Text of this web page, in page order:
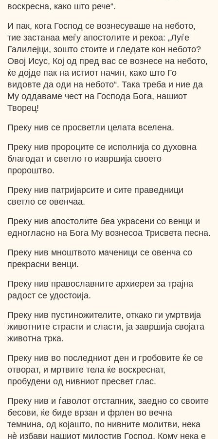
воскресна, како што рече“.
И пак, кога Господ се вознесуваше на небото,
тие застанаа меѓу апостолите и рекоа: „Луѓе
Галилејци, зошто стоите и гледате кон небото?
Овој Исус, Кој од пред вас се вознесе на небото,
ќе дојде пак на истиот начин, како што Го
видовте да оди на небото“. Така треба и ние да
Му оддаваме чест на Господа Бога, нашиот
Творец!
Преку нив се просветли целата вселена.
Преку нив пророците се исполнија со духовна
благодат и светло го извршија своето
пророштво.
Преку нив патријарсите и сите праведници
светло се овенчаа.
Преку нив апостолите беа украсени со венци и
едногласно на Бога Му вознесоа Трисвета песна.
Преку нив мноштвото маченици се овенча со
прекрасни венци.
Преку нив православните архиереи за трајна
радост се удостоија.
Преку нив пустиножителите, откако ги умртвија
животните страсти и сласти, ја завршија својата
животна трка.
Преку нив во последниот ден и гробовите ќе се
отворат, и мртвите тела ќе воскреснат,
пробудени од нивниот пресвет глас.
Преку нив и ѓаволот отстапник, заедно со своите
бесови, ќе биде врзан и фрлен во вечна
темнина, од којашто, по нивните молитви, нека
нѐ избави нашиот милостив Господ, Кому нека е